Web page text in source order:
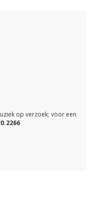
op verzoek; voor een